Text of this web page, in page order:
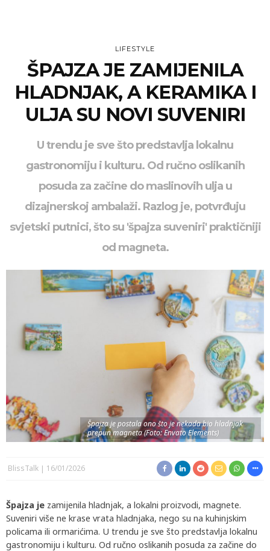
LIFESTYLE
ŠPAJZA JE ZAMIJENILA
HLADNJAK, A KERAMIKA I
ULJA SU NOVI SUVENIRI
U trendu je sve što predstavlja lokalnu
gastronomiju i kulturu. Od ručno oslikanih
posuda za začine do maslinovih ulja u
dizajnerskoj ambalaži. Razlog je, potvrđuju
svjetski putnici, što su 'špajza suveniri' praktičniji
od magneta.
Špajza je postala ono što je nekada bio hladnjak
prepun magneta (Foto: Envato Elements)
BlissTalk 16/01/2026
Špajza je zamijenila hladnjak, a lokalni proizvodi, magnete.
Suveniri više ne krase vrata hladnjaka, nego su na kuhinjskim
policama ili ormarićima. U trendu je sve što predstavlja lokalnu
gastronomiju i kulturu. Od ručno oslikanih posuda za začine do